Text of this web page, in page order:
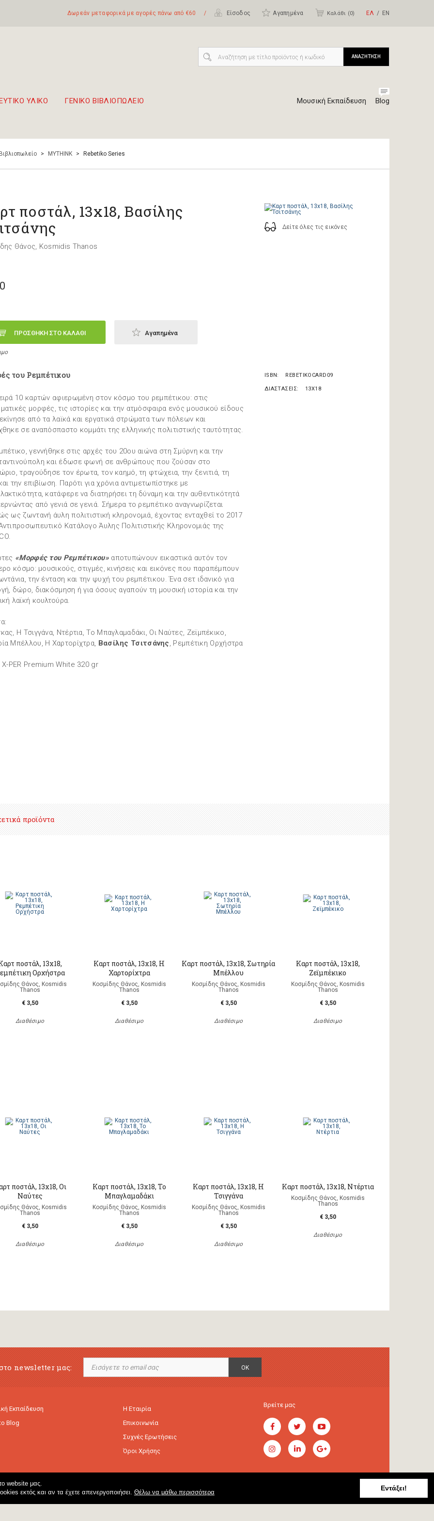
website μας.
εκτός και αν τα έχετε απενεργοποιήσει. Θέλω να μάθω περισσότερα
Εντάξει!
Δωρεάν μεταφορικά με αγορές πάνω από €60 / Είσοδος Αγαπημένα Καλάθι (0) ΕΛ ΕΝ
ΥΛΙΚΟ ΓΕΝΙΚΟ ΒΙΒΛΙΟΠΩΛΕΙΟ Μουσική Εκπαίδευση Blog
ΑΝΑΖΗΤΗΣΗ
> MYTHINK > Rebetiko Series
ποστάλ, 13x18, Βασίλης
Θάνος, Kosmidis Thanos
ΠΡΟΣΘΗΚΗ ΣΤΟ ΚΑΛΑΘΙ Αγαπημένα
Δείτε όλες τις εικόνες
του Ρεμπέτικου
10 καρτών αφιερωμένη στον κόσμο του ρεμπέτικου: στις
μορφές, τις ιστορίες και την ατμόσφαιρα ενός μουσικού είδους
από τα λαϊκά και εργατικά στρώματα των πόλεων και
σε αναπόσπαστο κομμάτι της ελληνικής πολιτιστικής ταυτότητας.
γεννήθηκε στις αρχές του 20ου αιώνα στη Σμύρνη και την
και έδωσε φωνή σε ανθρώπους που ζούσαν στο
τραγούδησε τον έρωτα, τον καημό, τη φτώχεια, την ξενιτιά, τη
την επιβίωση. Παρότι για χρόνια αντιμετωπίστηκε με
κατάφερε να διατηρήσει τη δύναμη και την αυθεντικότητά
από γενιά σε γενιά. Σήμερα το ρεμπέτικο αναγνωρίζεται
ως ζωντανή άυλη πολιτιστική κληρονομιά, έχοντας ενταχθεί το 2017
Κατάλογο Άυλης Πολιτιστικής Κληρονομιάς της
«Μορφές του Ρεμπέτικου»αποτυπώνουν εικαστικά αυτόν τον
κόσμο: μουσικούς, στιγμές, κινήσεις και εικόνες που παραπέμπουν
την ένταση και την ψυχή του ρεμπέτικου. Ένα σετ ιδανικό για
δώρο, διακόσμηση ή για όσους αγαπούν τη μουσική ιστορία και την
λαϊκή κουλτούρα.
Η Τσιγγάνα, Ντέρτια, Το Μπαγλαμαδάκι, Οι Ναύτες, Ζεϊμπέκικο,
Μπέλλου, Η Χαρτορίχτρα, Βασίλης Τσιτσάνης, Ρεμπέτικη Ορχήστρα
X-PER Premium White 320 gr
ISBN REBETIKOCARD09
ΔΙΑΣΤΑΣΕΙΣ 13X18
προϊόντα
ποστάλ, 13x18,
Ορχήστρα
Θάνος, Kosmidis
Thanos
€ 3,50
Διαθέσιμο
Καρτ ποστάλ, 13x18, Η
Χαρτορίχτρα
Κοσμίδης Θάνος, Kosmidis
Thanos
€ 3,50
Διαθέσιμο
Καρτ ποστάλ, 13x18, Σωτηρία
Μπέλλου
Κοσμίδης Θάνος, Kosmidis
Thanos
€ 3,50
Διαθέσιμο
Καρτ ποστάλ, 13x18,
Ζεϊμπέκικο
Κοσμίδης Θάνος, Kosmidis
Thanos
€ 3,50
Διαθέσιμο
ποστάλ, 13x18, Οι
Ναύτες
Θάνος, Kosmidis
Thanos
€ 3,50
Διαθέσιμο
Καρτ ποστάλ, 13x18, Το
Μπαγλαμαδάκι
Κοσμίδης Θάνος, Kosmidis
Thanos
€ 3,50
Διαθέσιμο
Καρτ ποστάλ, 13x18, Η
Τσιγγάνα
Κοσμίδης Θάνος, Kosmidis
Thanos
€ 3,50
Διαθέσιμο
Καρτ ποστάλ, 13x18, Ντέρτια
Κοσμίδης Θάνος, Kosmidis
Thanos
€ 3,50
Διαθέσιμο
newsletter μας: OK
Εκπαίδευση
Blog
Η Εταιρία
Επικοινωνία
Συχνές Ερωτήσεις
Όροι Χρήσης
Βρείτε μας
Handcrafted byRADIAL